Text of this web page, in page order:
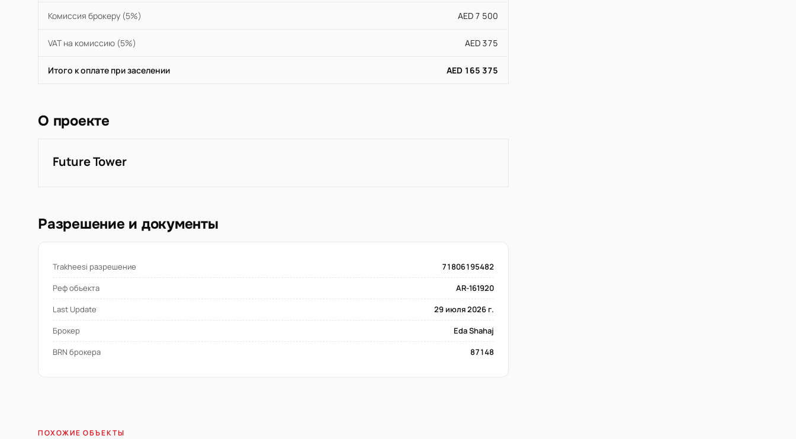
Комиссия брокеру (5%) AED 7 500
VAT на комиссию (5%) AED 375
Итого к оплате при заселении AED 165 375
О проекте
Future Tower
Разрешение и документы
Trakheesi разрешение
71806195482
Реф объекта
AR-161920
Last Update
29 июля 2026 г.
Брокер
Eda Shahaj
BRN брокера
87148
ПОХОЖИЕ ОБЪЕКТЫ